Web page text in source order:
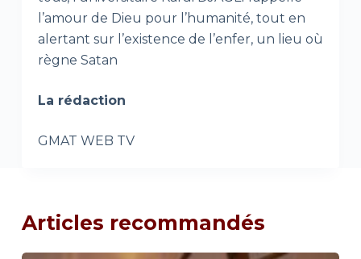
l’amour de Dieu pour l’humanité, tout en
alertant sur l’existence de l’enfer, un lieu où
règne Satan
La rédaction
GMAT WEB TV
Articles recommandés